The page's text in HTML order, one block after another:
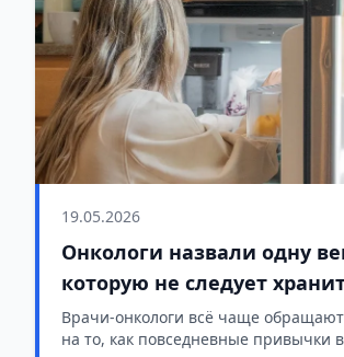
19.05.2026
Онкологи назвали одну
которую не следует
холодильнике
Врачи-онкологи всё чаще
на то, как повседневные привычки